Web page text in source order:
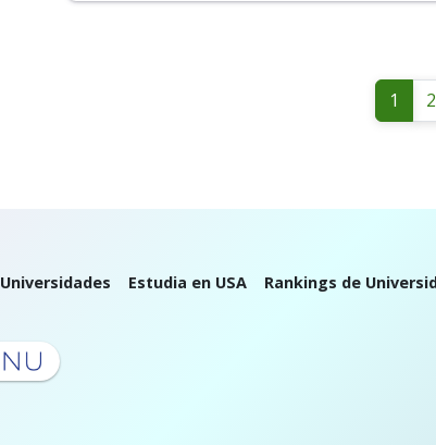
1 2
Universidades Estudia en USA Rankings de